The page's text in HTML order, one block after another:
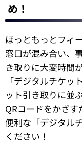
め！
ほっともっとフィ
窓口が混み合い、
き取りに大変時間
「デジタルチケッ
ット引き取りに並
QRコードをかざす
便利な「デジタル
ください！